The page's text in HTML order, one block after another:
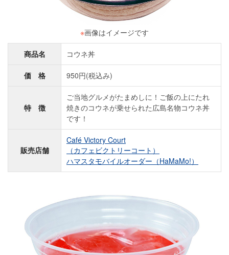
※画像はイメージです
商品名 コウネ丼
価 格 950円(税込み)
特 徴
ご当地グルメがたまめしに！ご飯の上にたれ
焼きのコウネが乗せられた広島名物コウネ丼
です！
販売店舗
Café Victory Court
（カフェビクトリーコート）
ハマスタモバイルオーダー（HaMaMo!）